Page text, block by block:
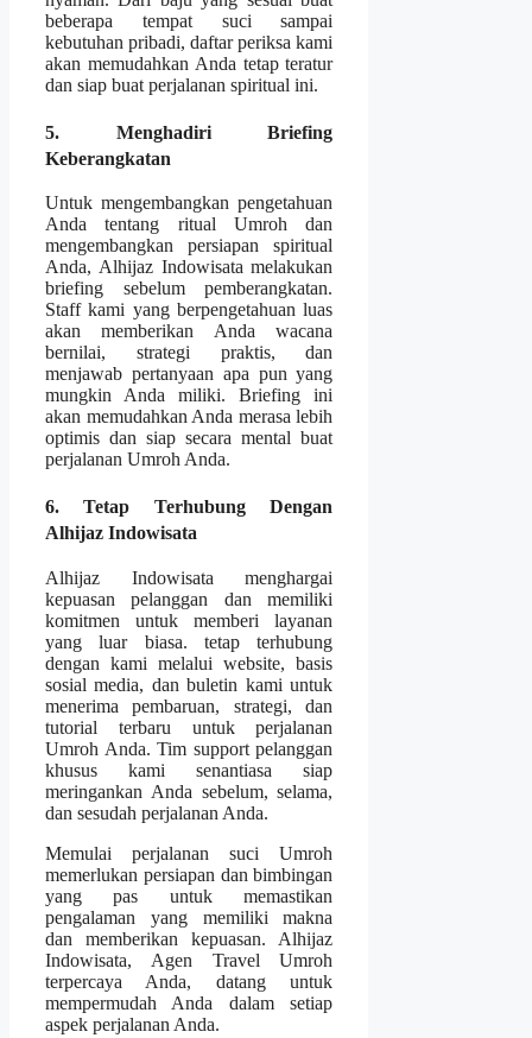
beberapa tempat suci sampai
kebutuhan pribadi, daftar periksa kami
akan memudahkan Anda tetap teratur
dan siap buat perjalanan spiritual ini.
5. Menghadiri Briefing
Keberangkatan
Untuk mengembangkan pengetahuan
Anda tentang ritual Umroh dan
mengembangkan persiapan spiritual
Anda, Alhijaz Indowisata melakukan
briefing sebelum pemberangkatan.
Staff kami yang berpengetahuan luas
akan memberikan Anda wacana
bernilai, strategi praktis, dan
menjawab pertanyaan apa pun yang
mungkin Anda miliki. Briefing ini
akan memudahkan Anda merasa lebih
optimis dan siap secara mental buat
perjalanan Umroh Anda.
6. Tetap Terhubung Dengan
Alhijaz Indowisata
Alhijaz Indowisata menghargai
kepuasan pelanggan dan memiliki
komitmen untuk memberi layanan
yang luar biasa. tetap terhubung
dengan kami melalui website, basis
sosial media, dan buletin kami untuk
menerima pembaruan, strategi, dan
tutorial terbaru untuk perjalanan
Umroh Anda. Tim support pelanggan
khusus kami senantiasa siap
meringankan Anda sebelum, selama,
dan sesudah perjalanan Anda.
Memulai perjalanan suci Umroh
memerlukan persiapan dan bimbingan
yang pas untuk memastikan
pengalaman yang memiliki makna
dan memberikan kepuasan. Alhijaz
Indowisata, Agen Travel Umroh
terpercaya Anda, datang untuk
mempermudah Anda dalam setiap
aspek perjalanan Anda.